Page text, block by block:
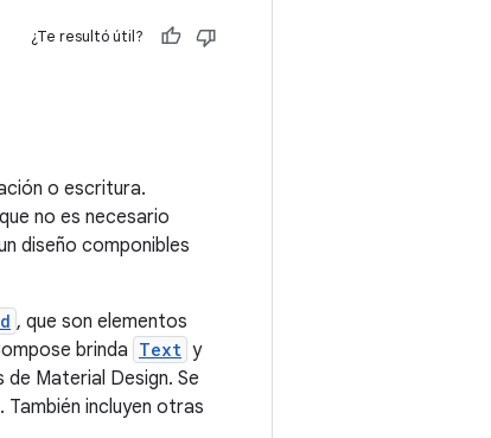
¿Te resultó útil?
o escritura.
no es necesario
diseño componibles
, que son elementos
brinda Text y
Material Design. Se
incluyen otras